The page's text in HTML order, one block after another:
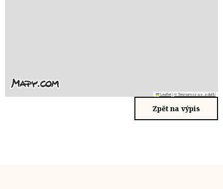
Leaflet|© Seznam.cz a.s. a další
Zpět na výpis